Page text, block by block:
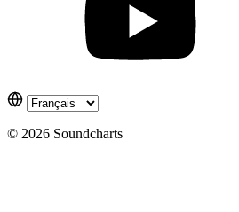
© 2026 Soundcharts